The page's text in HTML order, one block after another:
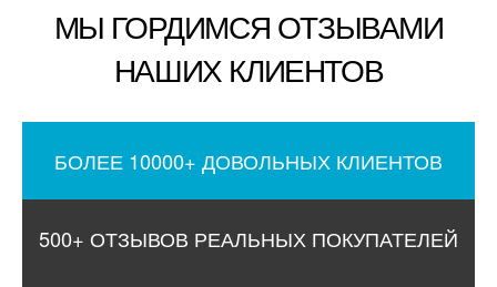
МЫ ГОРДИМСЯ ОТЗЫВАМИ
НАШИХ КЛИЕНТОВ
БОЛЕЕ 10000+ ДОВОЛЬНЫХ КЛИЕНТОВ
500+ ОТЗЫВОВ РЕАЛЬНЫХ ПОКУПАТЕЛЕЙ